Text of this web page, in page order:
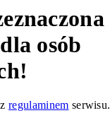
osób
zregulaminem serwisu.